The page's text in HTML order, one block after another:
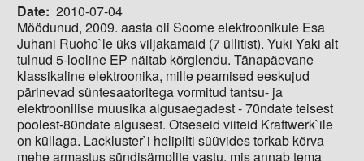
Date 2010-07-04
Möödunud, 2009. aasta oli Soome elektroonikule Esa
Juhani Ruoho`le üks viljakamaid (7 üllitist). Yuki Yaki alt
tulnud 5-looline EP näitab kõrglendu. Tänapäevane
klassikaline elektroonika, mille peamised eeskujud
pärinevad süntesaatoritega vormitud tantsu- ja
elektroonilise muusika algusaegadest - 70ndate teisest
poolest-80ndate algusest. Otseseid viiteid Kraftwerk`ile
on küllaga. Lackluster`i helipilti süüvides torkab kõrva
mehe armastus sündisämplite vastu, mis annab tema